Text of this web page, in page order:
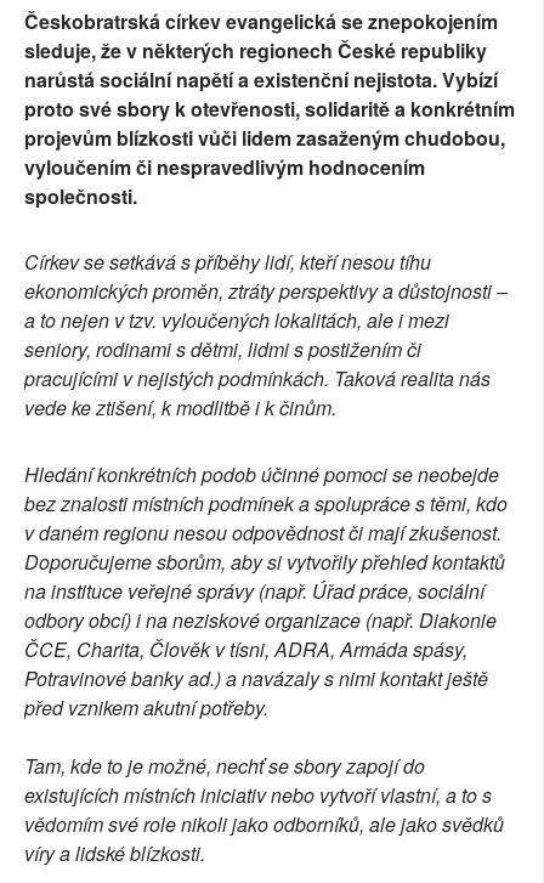
Českobratrská církev evangelická se znepokojením
sleduje, že v některých regionech České republiky
narůstá sociální napětí a existenční nejistota. Vybízí
proto své sbory k otevřenosti, solidaritě a konkrétním
projevům blízkosti vůči lidem zasaženým chudobou,
vyloučením či nespravedlivým hodnocením
společnosti.
Církev se setkává s příběhy lidí, kteří nesou tíhu
ekonomických proměn, ztráty perspektivy a důstojnosti –
a to nejen v tzv. vyloučených lokalitách, ale i mezi
seniory, rodinami s dětmi, lidmi s postižením či
pracujícími v nejistých podmínkách. Taková realita nás
vede ke ztišení, k modlitbě i k činům.
Hledání konkrétních podob účinné pomoci se neobejde
bez znalosti místních podmínek a spolupráce s těmi, kdo
v daném regionu nesou odpovědnost či mají zkušenost.
Doporučujeme sborům, aby si vytvořily přehled kontaktů
na instituce veřejné správy (např. Úřad práce, sociální
odbory obcí) i na neziskové organizace (např. Diakonie
ČCE, Charita, Člověk v tísni, ADRA, Armáda spásy,
Potravinové banky ad.) a navázaly s nimi kontakt ještě
před vznikem akutní potřeby.
Tam, kde to je možné, nechť se sbory zapojí do
existujících místních iniciativ nebo vytvoří vlastní, a to s
vědomím své role nikoli jako odborníků, ale jako svědků
víry a lidské blízkosti.